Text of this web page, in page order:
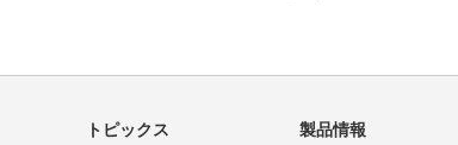
トピックス 製品情報